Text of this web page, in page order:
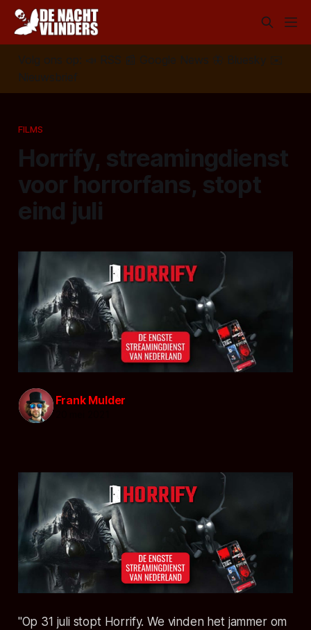
Volg ons op: 📣 RSS 📰 Google News 🦋 Bluesky
✉️
Nieuwsbrief
FILMS
Horrify, streamingdienst
voor horrorfans, stopt
eind juli
Frank Mulder
"Op 31 juli stopt Horrify. We vinden het jammer om